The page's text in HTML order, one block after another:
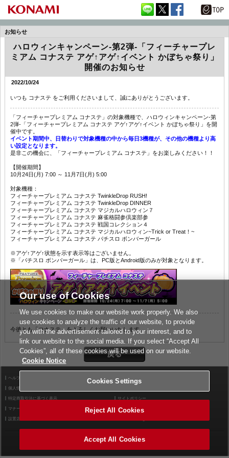
お知らせ
ハロウィンキャンペーン-第2弾-「フィーチャープレ
ミアム コナステ アゲ↑アゲ↑イベント かぼちゃ祭り」
開催のお知らせ
2022/10/24
いつも コナステ をご利用くださいまして、誠にありがとうございます。
「フィーチャープレミアム コナステ」の対象機種で、ハロウィンキャンペーン-第
2弾-「フィーチャープレミアム コナステ アゲ↑アゲ↑イベント かぼちゃ祭り」を開
催中です。
イベント期間中、日替わりで対象機種の中から毎日3機種が、その他の機種より高
い設定となります。
是非この機会に、「フィーチャープレミアム コナステ」をお楽しみください！！
【開催期間】
10月24日(月) 7:00 ～ 11月7日(月) 5:00
対象機種：
フィーチャープレミアム コナステ TwinkleDrop RUSH!
フィーチャープレミアム コナステ TwinkleDrop DINNER
フィーチャープレミアム コナステ マジカルハロウィン７
フィーチャープレミアム コナステ 麻雀格闘参倶楽部参
フィーチャープレミアム コナステ 戦国コレクション４
フィーチャープレミアム コナステ マジカルハロウィン~Trick or Treat！~
フィーチャープレミアム コナステ パチスロ ボンバーガール
※アゲ↑アゲ↑状態を示す表示等はございません。
※「パチスロ ボンバーガール」は、PC版とAndroid版のみが対象となります。
今後とも「コナステ」をよろしくお願いいたします。
ヘルプ
利用規約
個人情報等保護方針
特定商取引法に基づく表示
サイトポリシー
マナー＆ルール
お問い合わせ
設置店舗検索
©2026 Konami Arcade Games
Our use of Cookies
We use cookies to make our website work properly. We also
use cookies to analyze the traffic of our website, to provide
you with the advertisement tailored to your interest, and to
link our website to the social media. If you select “Accept All
Cookies”, all of these cookies will be used on our website.
Cookie Notice
Cookies Settings
Reject All Cookies
Accept All Cookies